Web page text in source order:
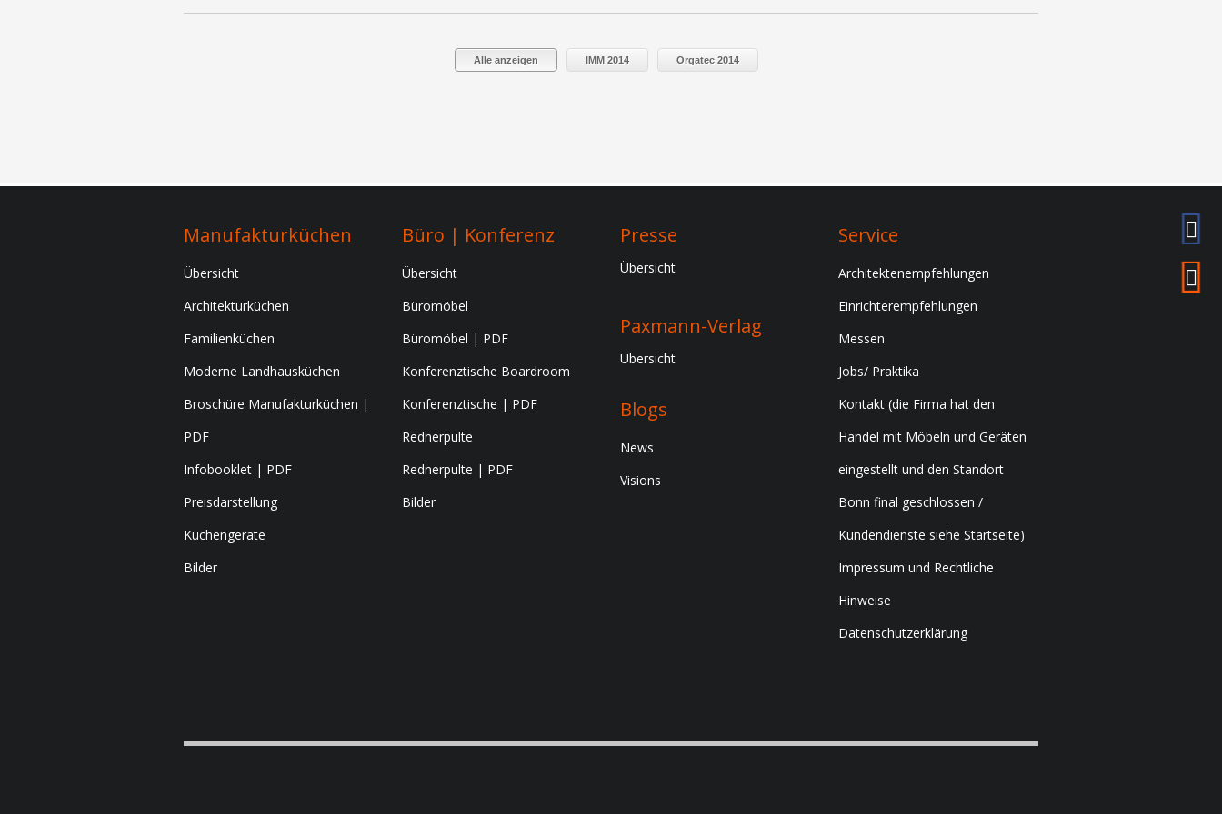
Alle anzeigen IMM 2014 Orgatec 2014
Manufakturküchen
Übersicht
Architekturküchen
Familienküchen
Moderne Landhausküchen
Broschüre Manufakturküchen |
PDF
Infobooklet | PDF
Preisdarstellung
Küchengeräte
Bilder
Büro | Konferenz
Übersicht
Büromöbel
Büromöbel | PDF
Konferenztische Boardroom
Konferenztische | PDF
Rednerpulte
Rednerpulte | PDF
Bilder
Presse
Übersicht
Paxmann-Verlag
Übersicht
Blogs
News
Visions
Service
Architektenempfehlungen
Einrichterempfehlungen
Messen
Jobs/ Praktika
Kontakt (die Firma hat den
Handel mit Möbeln und Geräten
eingestellt und den Standort
Bonn final geschlossen /
Kundendienste siehe Startseite)
Impressum und Rechtliche
Hinweise
Datenschutzerklärung